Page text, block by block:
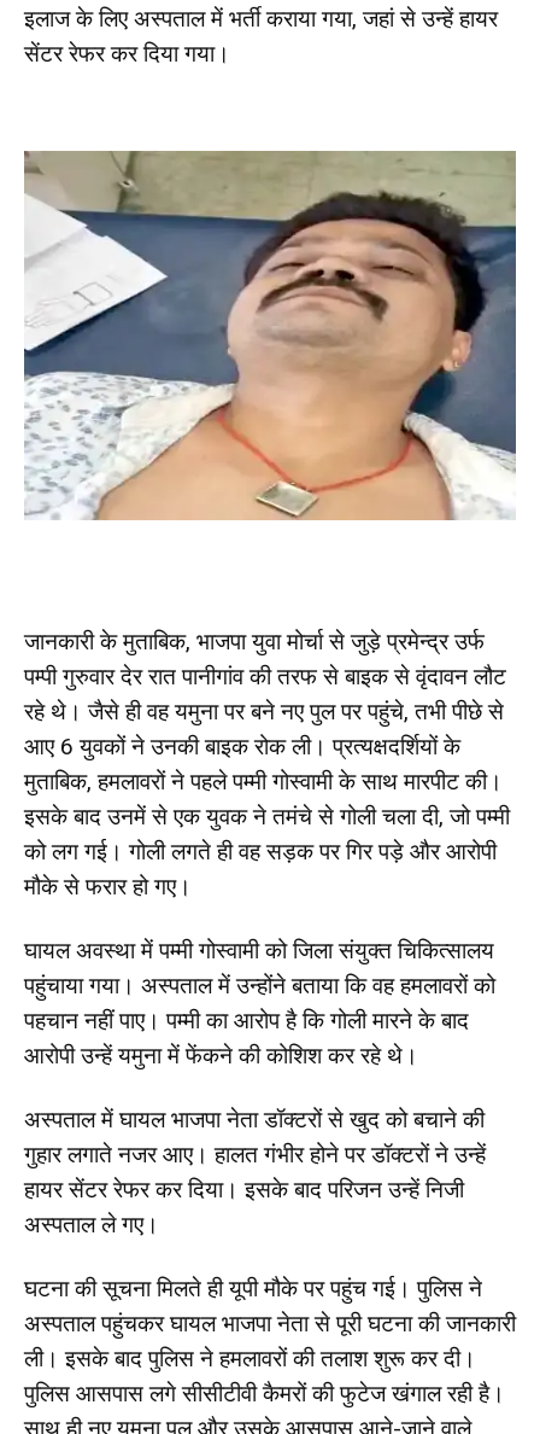
इलाज के लिए अस्पताल में भर्ती कराया गया, जहां से उन्हें हायर
सेंटर रेफर कर दिया गया।
जानकारी के मुताबिक, भाजपा युवा मोर्चा से जुड़े प्रमेन्द्र उर्फ
पम्पी गुरुवार देर रात पानीगांव की तरफ से बाइक से वृंदावन लौट
रहे थे। जैसे ही वह यमुना पर बने नए पुल पर पहुंचे, तभी पीछे से
आए 6 युवकों ने उनकी बाइक रोक ली। प्रत्यक्षदर्शियों के
मुताबिक, हमलावरों ने पहले पम्मी गोस्वामी के साथ मारपीट की।
इसके बाद उनमें से एक युवक ने तमंचे से गोली चला दी, जो पम्मी
को लग गई। गोली लगते ही वह सड़क पर गिर पड़े और आरोपी
मौके से फरार हो गए।
घायल अवस्था में पम्मी गोस्वामी को जिला संयुक्त चिकित्सालय
पहुंचाया गया। अस्पताल में उन्होंने बताया कि वह हमलावरों को
पहचान नहीं पाए। पम्मी का आरोप है कि गोली मारने के बाद
आरोपी उन्हें यमुना में फेंकने की कोशिश कर रहे थे।
अस्पताल में घायल भाजपा नेता डॉक्टरों से खुद को बचाने की
गुहार लगाते नजर आए। हालत गंभीर होने पर डॉक्टरों ने उन्हें
हायर सेंटर रेफर कर दिया। इसके बाद परिजन उन्हें निजी
अस्पताल ले गए।
घटना की सूचना मिलते ही यूपी मौके पर पहुंच गई। पुलिस ने
अस्पताल पहुंचकर घायल भाजपा नेता से पूरी घटना की जानकारी
ली। इसके बाद पुलिस ने हमलावरों की तलाश शुरू कर दी।
पुलिस आसपास लगे सीसीटीवी कैमरों की फुटेज खंगाल रही है।